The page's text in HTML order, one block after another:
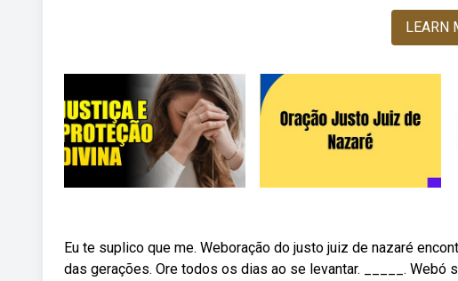
LEARN
Eu te suplico que me. Weboração do justo juiz de nazaré
das gerações. Ore todos os dias ao se levantar. _____. Webó